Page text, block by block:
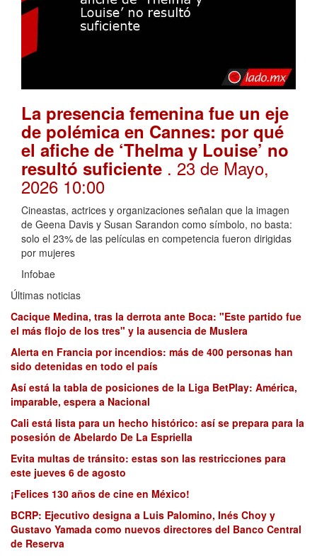
La presencia femenina fue un eje
de polémica en Cannes: por qué
el afiche de ‘Thelma y Louise’ no
resultó suficiente . 23 de Mayo,
2026 10:00
Cineastas, actrices y organizaciones señalan que la imagen
de Geena Davis y Susan Sarandon como símbolo, no basta:
solo el 23% de las películas en competencia fueron dirigidas
por mujeres
Infobae
Últimas noticias
Cacique Medina, tras la derrota ante Boca: "Este partido fue
el más flojo de los tres" y la ausencia de Muslera
Alerta en Francia por incendios: más de 400 personas han
sido detenidas en todo el país
Así está la tabla de posiciones de la Liga BetPlay: América,
imparable, espera a Nacional
Cali está lista para un hecho histórico: así se prepara para la
posesión de Abelardo De La Espriella
Evita multas de tránsito: estas son las restricciones para
este jueves 6 de agosto
¡Felices 130 años de cine en México!
BCRP: Ejecutivo designa a Luis Palomino, Inés Choy y
Gustavo Yamada como nuevos directores del Banco Central
de Reserva